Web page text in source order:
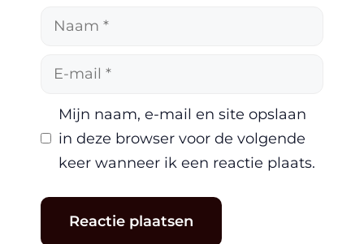
Naam
Mijn naam, e-mail en site opslaan
in deze browser voor de volgende
keer wanneer ik een reactie plaats.